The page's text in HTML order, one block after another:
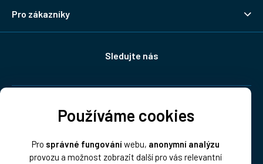
Používáme cookies
Pro správné fungováníwebu, anonymní analýzu
provozu a možnost zobrazit další pro vás relevantní
Pro zákazníky
Sledujte nás